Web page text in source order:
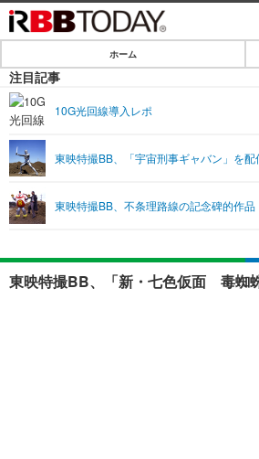
IT・デジタル
SPEED TEST
エンタメ
ライフ
リリース一覧
ホーム
注目記事
10G光回線導入レポ
東映特撮BB、「宇宙刑事ギャバン」を
東映特撮BB、不条理路線の記念碑的作
東映特撮BB、「新・七色仮面 毒蜘